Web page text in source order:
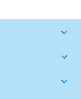
transformer le


